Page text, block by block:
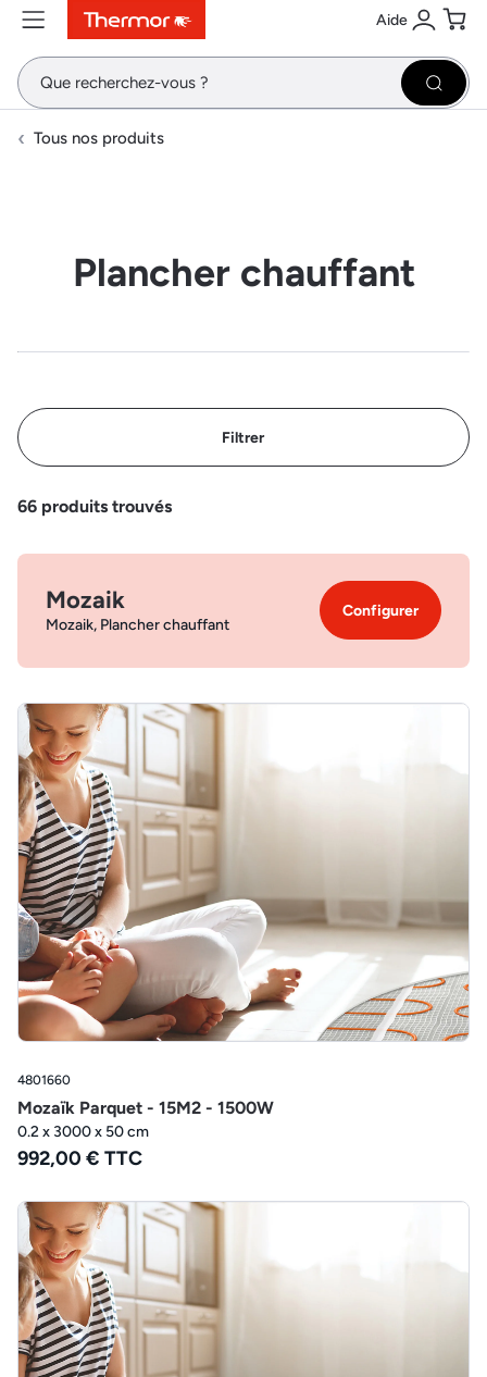
ContenuMenuRecherche Aide
Se
Tous nos produits
Plancher chauffant
Filtrer
66 produits trouvés
Mozaik
Mozaik, Plancher chauffant
Configurer
4801660
Mozaïk Parquet - 15M2 - 1500W
0.2 x 3000 x 50 cm
992,00 € TTC